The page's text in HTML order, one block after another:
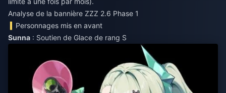
Analyse de la bannière ZZZ 2.6 Phase 1
Personnages mis en avant
Sunna : Soutien de Glace de rang S